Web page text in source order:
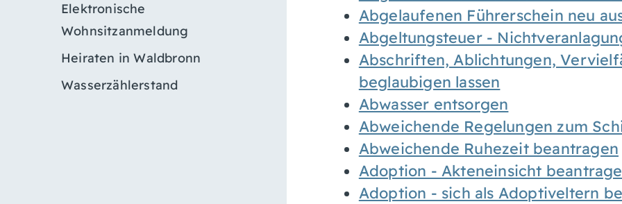
Elektronische
Wohnsitzanmeldung
Heiraten in Waldbronn
Wasserzählerstand
Abgelaufenen Führerschein neu
Abgeltungsteuer -
Abschriften, Ablichtungen,
beglaubigen lassen
Abwasser entsorgen
Abweichende Regelungen zum
Abweichende Ruhezeit beantragen
Adoption - Akteneinsicht
Adoption - sich als Adoptiveltern